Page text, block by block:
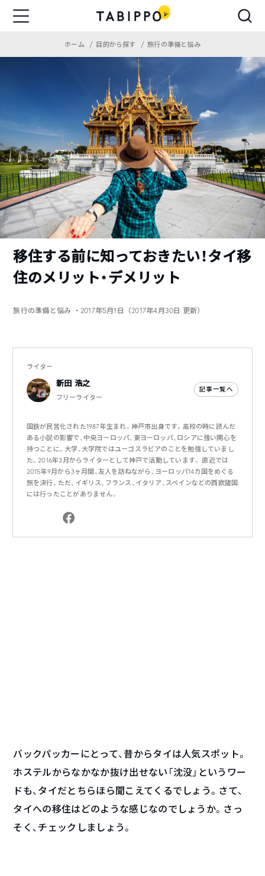
ホーム 目的から探す 旅行の準備と悩み
移住する前に知っておきたい！タイ移
住のメリット・デメリット
旅行の準備と悩み ・2017年5月1日（2017年4月30日 更新）
ライター
新田 浩之
フリーライター
記事一覧へ
国鉄が民営化された1987年生まれ。神戸市出身です。高校の時に読んだ
ある小説の影響で、中央ヨーロッパ、東ヨーロッパ、ロシアに強い関心を
持つことに。大学、大学院ではユーゴスラビアのことを勉強していまし
た。2016年3月からライターとして神戸で活動しています。 直近では
2015年9月から3ヶ月間、友人を訪ねながら、ヨーロッパ14カ国をめぐる
旅を決行。ただ、イギリス、フランス、イタリア、スペインなどの西欧諸国
には行ったことがありません。
バックパッカーにとって、昔からタイは人気スポット。
ホステルからなかなか抜け出せない「沈没」というワー
ドも、タイだとちらほら聞こえてくるでしょう。さて、
タイへの移住はどのような感じなのでしょうか。さっ
そく、チェックしましょう。